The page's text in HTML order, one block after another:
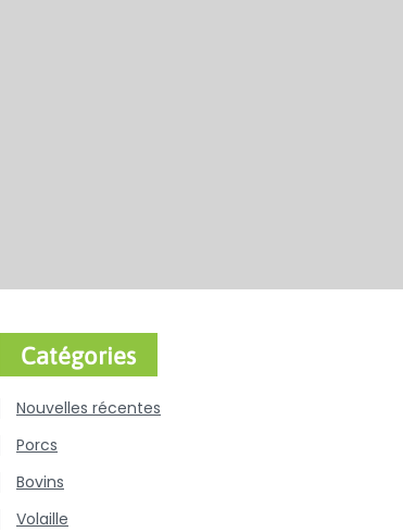
Catégories
Nouvelles récentes
Porcs
Bovins
Volaille